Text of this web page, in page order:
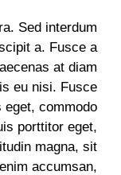
Sed interdum
a. Fusce a
at diam
eu nisi. Fusce
eget, commodo
porttitor eget,
magna, sit
accumsan,